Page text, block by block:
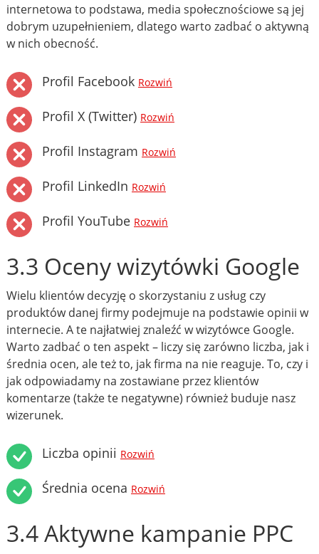
internetowa to podstawa, media społecznościowe są jej
dobrym uzupełnieniem, dlatego warto zadbać o aktywną
w nich obecność.
Profil Facebook Rozwiń
Profil X (Twitter) Rozwiń
Profil Instagram Rozwiń
Profil LinkedIn Rozwiń
Profil YouTube Rozwiń
3.3 Oceny wizytówki Google
Wielu klientów decyzję o skorzystaniu z usług czy
produktów danej firmy podejmuje na podstawie opinii w
internecie. A te najłatwiej znaleźć w wizytówce Google.
Warto zadbać o ten aspekt – liczy się zarówno liczba, jak i
średnia ocen, ale też to, jak firma na nie reaguje. To, czy i
jak odpowiadamy na zostawiane przez klientów
komentarze (także te negatywne) również buduje nasz
wizerunek.
Liczba opinii Rozwiń
Średnia ocena Rozwiń
3.4 Aktywne kampanie PPC